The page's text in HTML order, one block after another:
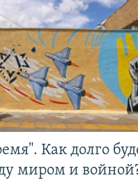
Как долго
миром и